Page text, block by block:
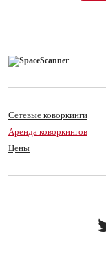
Сетевые коворкинги
Аренда коворкингов
Цены